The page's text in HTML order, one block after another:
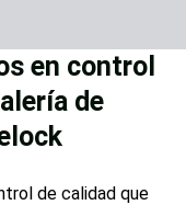
en control
de
de calidad que